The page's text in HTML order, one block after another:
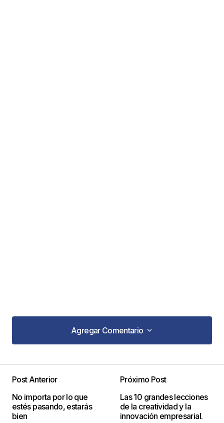
Agregar Comentario
Agregar Comentario
publicada. Los campos obligatorios están
marcados con*
Post Anterior
No importa por lo que
estés pasando, estarás
bien
Próximo Post
Las 10 grandes lecciones
de la creatividad y la
innovación empresarial.